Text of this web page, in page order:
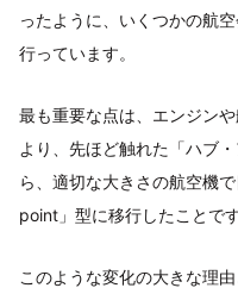
ったように、いくつかの航
行っています。
最も重要な点は、エンジン
より、先ほど触れた「ハブ
ら、適切な大きさの航空機
point」型に移行したことです
このような変化の大きな理